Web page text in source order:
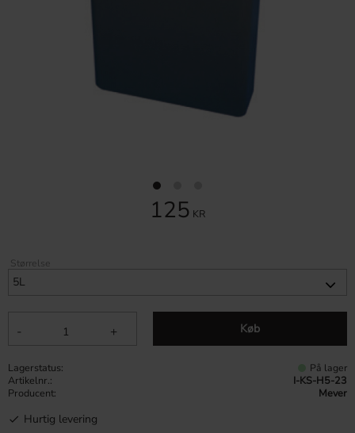
125 KR
Størrelse
+
- Køb
Lagerstatus På lager
Artikelnr.
I-KS-H5-23
Producent
Mever
Hurtig levering